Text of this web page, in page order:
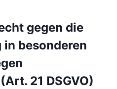
gegen die
in besonderen
21 DSGVO)